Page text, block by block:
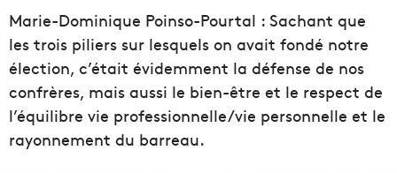
Marie-Dominique Poinso-Pourtal : Sachant que
les trois piliers sur lesquels on avait fondé notre
élection, c’était évidemment la défense de nos
confrères, mais aussi le bien-être et le respect de
l’équilibre vie professionnelle/vie personnelle et le
rayonnement du barreau.